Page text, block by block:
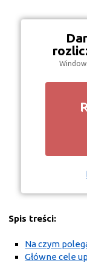
Spis treści:
Na czym
Główne cele